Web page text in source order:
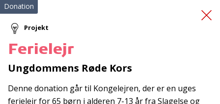
Sproggaven
Donation
Projekt
Ferielejr
Ungdommens Røde Kors
Denne donation går til Kongelejren, der er en uges
ferielejr for 65 børn i alderen 7-13 år fra Slagelse og